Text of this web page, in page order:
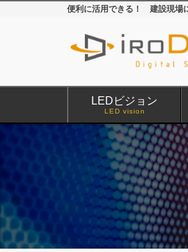
便利に活用できる！ 建設現場
LEDビジョン
LED vision